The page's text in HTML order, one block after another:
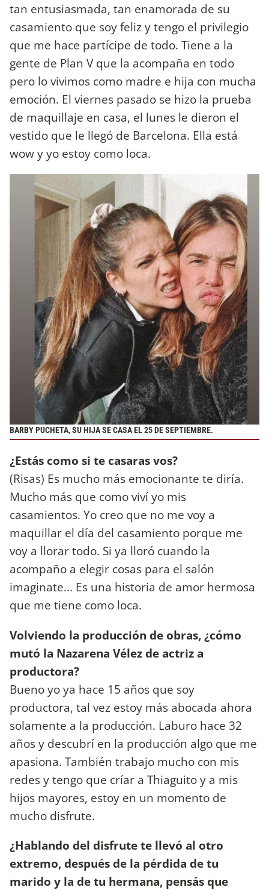
tan entusiasmada, tan enamorada de su
casamiento que soy feliz y tengo el privilegio
que me hace partícipe de todo. Tiene a la
gente de Plan V que la acompaña en todo
pero lo vivimos como madre e hija con mucha
emoción. El viernes pasado se hizo la prueba
de maquillaje en casa, el lunes le dieron el
vestido que le llegó de Barcelona. Ella está
wow y yo estoy como loca.
BARBY PUCHETA, SU HIJA SE CASA EL 25 DE SEPTIEMBRE.
¿Estás como si te casaras vos?
(Risas) Es mucho más emocionante te diría.
Mucho más que como viví yo mis
casamientos. Yo creo que no me voy a
maquillar el día del casamiento porque me
voy a llorar todo. Si ya lloró cuando la
acompaño a elegir cosas para el salón
imaginate... Es una historia de amor hermosa
que me tiene como loca.
Volviendo la producción de obras, ¿cómo
mutó la Nazarena Vélez de actriz a
productora?
Bueno yo ya hace 15 años que soy
productora, tal vez estoy más abocada ahora
solamente a la producción. Laburo hace 32
años y descubrí en la producción algo que me
apasiona. También trabajo mucho con mis
redes y tengo que críar a Thiaguito y a mis
hijos mayores, estoy en un momento de
mucho disfrute.
¿Hablando del disfrute te llevó al otro
extremo, después de la pérdida de tu
marido y la de tu hermana, pensás que